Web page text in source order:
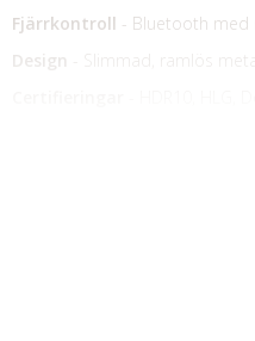
Fjärrkontroll - Bluetooth med
Design
- Slimmad, ramlös
- HDR10, HLG,